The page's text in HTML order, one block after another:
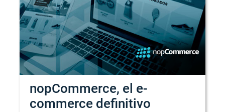
nopCommerce, el e-
commerce definitivo